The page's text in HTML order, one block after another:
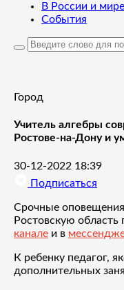
В России и мире
События
Город
Учитель алгебры
Ростове-на-Дону и
30-12-2022 18:39
Подписаться
Срочные
Ростовскую
канале и в
К ребенку педагог,
дополнительных